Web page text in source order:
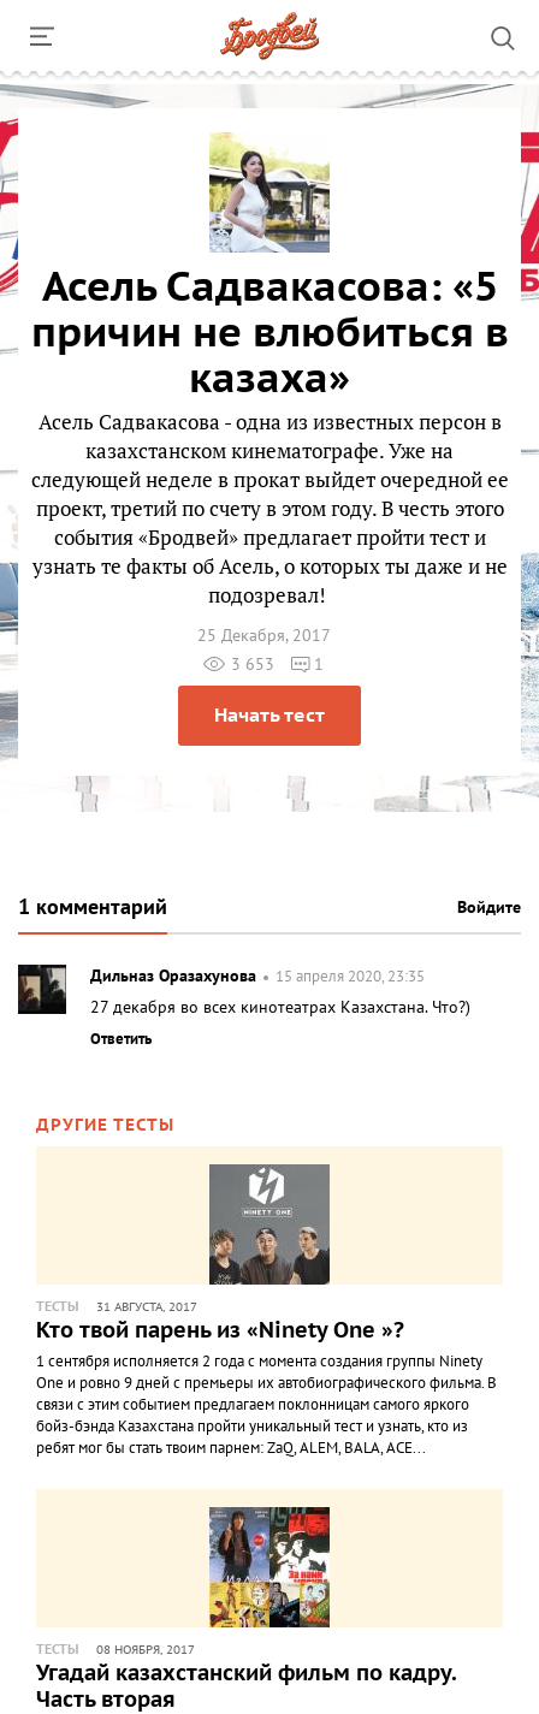
Асель Садвакасова: «5
причин не влюбиться в
казаха»
Асель Садвакасова - одна из известных персон в
казахстанском кинематографе. Уже на
следующей неделе в прокат выйдет очередной ее
проект, третий по счету в этом году. В честь этого
события «Бродвей» предлагает пройти тест и
узнать те факты об Асель, о которых ты даже и не
подозревал!
25 Декабря, 2017
3 653
1
Начать тест
1 комментарий Войдите
Дильназ Оразахунова 15 апреля 2020, 23:35
27 декабря во всех кинотеатрах Казахстана. Что?)
Ответить
ДРУГИЕ ТЕСТЫ
ТЕСТЫ 31 АВГУСТА, 2017
Кто твой парень из «Ninety One »?
1 сентября исполняется 2 года с момента создания группы Ninety
One и ровно 9 дней с премьеры их автобиографического фильма. В
связи с этим событием предлагаем поклонницам самого яркого
бойз-бэнда Казахстана пройти уникальный тест и узнать, кто из
ребят мог бы стать твоим парнем: ZаQ, ALEM, BALA, ACE...
ТЕСТЫ 08 НОЯБРЯ, 2017
Угадай казахстанский фильм по кадру.
Часть вторая